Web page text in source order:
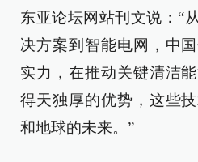
东亚论坛网站刊文说：“
决方案到智能电网，中
实力，在推动关键清洁
得天独厚的优势，这些
和地球的未来。”